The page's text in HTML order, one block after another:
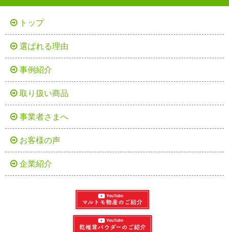
トップ
選ばれる理由
事例紹介
取り扱い商品
事業者さまへ
お客様の声
企業紹介